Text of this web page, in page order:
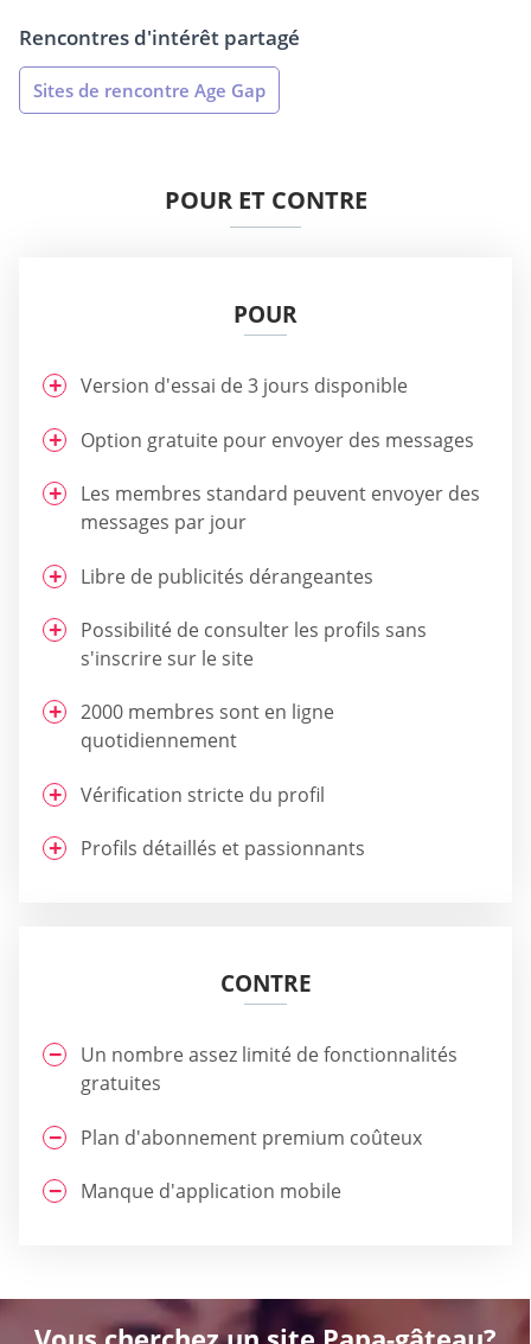
Rencontres d'intérêt partagé
Sites de rencontre Age Gap
POUR ET CONTRE
POUR
Version d'essai de 3 jours disponible
Option gratuite pour envoyer des messages
Les membres standard peuvent envoyer des
messages par jour
Libre de publicités dérangeantes
Possibilité de consulter les profils sans
s'inscrire sur le site
2000 membres sont en ligne
quotidiennement
Vérification stricte du profil
Profils détaillés et passionnants
CONTRE
Un nombre assez limité de fonctionnalités
gratuites
Plan d'abonnement premium coûteux
Manque d'application mobile